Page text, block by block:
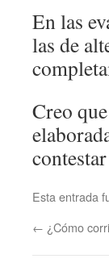
En las
las de
Creo
Esta entrada
← ¿Cómo